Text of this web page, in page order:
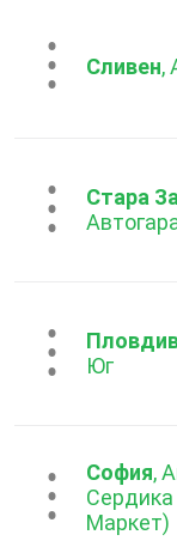
...Сливен,
...Стара
...
Юг
...София,
Маркет)